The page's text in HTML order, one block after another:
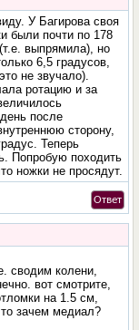
У Багирова своя
были почти по 178
выпрямила), но
6,5 градусов,
не звучало).
ротацию и за
после
сторону,
Теперь
Попробую походить
ножки не просядут.
Ответ
сводим колени,
вот смотрите,
на 1.5 см,
зачем медиал?